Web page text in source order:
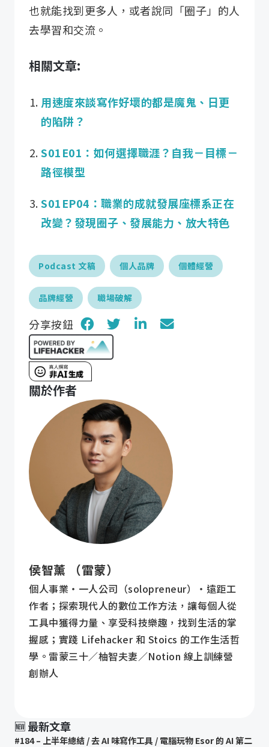
也就能找到更多人，或者說同「圈子」的人
去學習和交流。
相關文章:
用速度來談寫作好壞的都是魔鬼、日更
的陷阱？
S01E01：如何選擇職涯？自我－目標－
路徑模型
S01EP04：職業的成就發展座標系正在
改變？發現圈子、發展能力、放大特色
Podcast 文稿 個人品牌 個體經營
品牌經營 職場破解
分享按鈕
關於作者
侯智薰 （雷蒙）
個人事業・一人公司（solopreneur）・遠距工
作者；探索現代人的數位工作方法，讓每個人從
工具中獲得力量、享受科技樂趣，找到生活的掌
握感；實踐 Lifehacker 和 Stoics 的工作生活哲
學。雷蒙三十／柚智夫妻／Notion 線上訓練營
創辦人
🆕 最新文章
#184 – 上半年總結 / 去 AI 味寫作工具 / 電腦玩物 Esor 的 AI 第二